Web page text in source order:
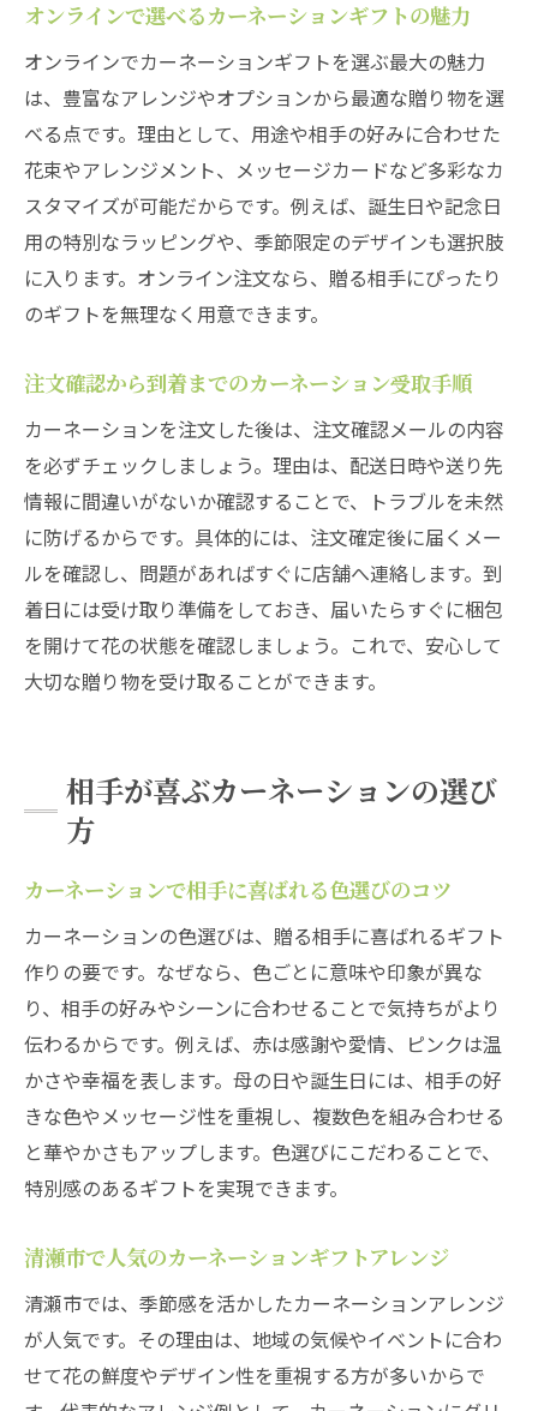
オンラインで選べるカーネーションギフトの魅力
オンラインでカーネーションギフトを選ぶ最大の魅力
は、豊富なアレンジやオプションから最適な贈り物を選
べる点です。理由として、用途や相手の好みに合わせた
花束やアレンジメント、メッセージカードなど多彩なカ
スタマイズが可能だからです。例えば、誕生日や記念日
用の特別なラッピングや、季節限定のデザインも選択肢
に入ります。オンライン注文なら、贈る相手にぴったり
のギフトを無理なく用意できます。
注文確認から到着までのカーネーション受取手順
カーネーションを注文した後は、注文確認メールの内容
を必ずチェックしましょう。理由は、配送日時や送り先
情報に間違いがないか確認することで、トラブルを未然
に防げるからです。具体的には、注文確定後に届くメー
ルを確認し、問題があればすぐに店舗へ連絡します。到
着日には受け取り準備をしておき、届いたらすぐに梱包
を開けて花の状態を確認しましょう。これで、安心して
大切な贈り物を受け取ることができます。
相手が喜ぶカーネーションの選び
方
カーネーションで相手に喜ばれる色選びのコツ
カーネーションの色選びは、贈る相手に喜ばれるギフト
作りの要です。なぜなら、色ごとに意味や印象が異な
り、相手の好みやシーンに合わせることで気持ちがより
伝わるからです。例えば、赤は感謝や愛情、ピンクは温
かさや幸福を表します。母の日や誕生日には、相手の好
きな色やメッセージ性を重視し、複数色を組み合わせる
と華やかさもアップします。色選びにこだわることで、
特別感のあるギフトを実現できます。
清瀬市で人気のカーネーションギフトアレンジ
清瀬市では、季節感を活かしたカーネーションアレンジ
が人気です。その理由は、地域の気候やイベントに合わ
せて花の鮮度やデザイン性を重視する方が多いからで